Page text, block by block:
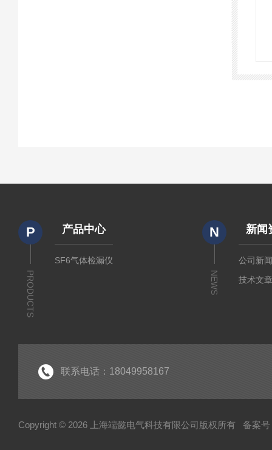
P
PRODUCTS
产品中心
SF6气体检漏仪
N
NEWS
新闻
公司新
技术文
联系电话：18049958167
Copyright © 2026 上海端懿电气科技有限公司版权所有 备案号